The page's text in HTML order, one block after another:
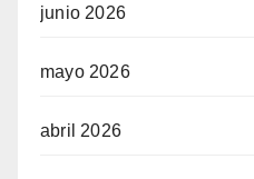
junio 2026
mayo 2026
abril 2026